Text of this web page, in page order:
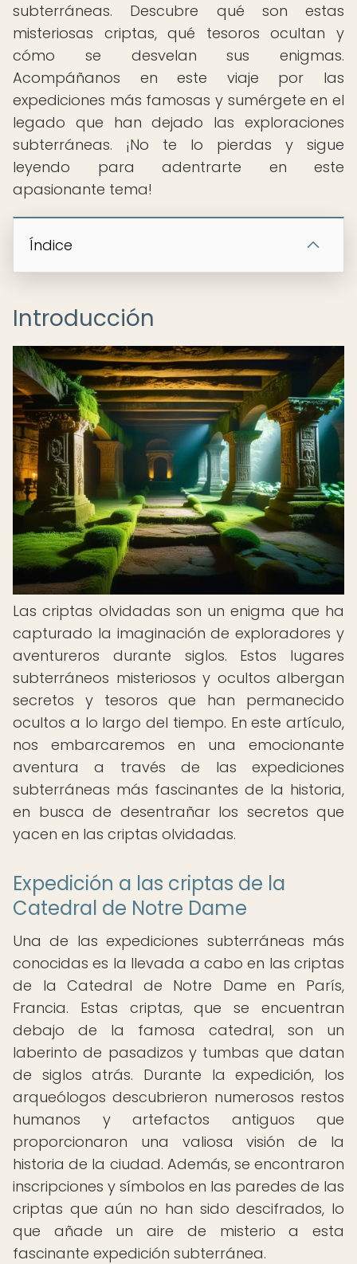
subterráneas. Descubre qué son estas
misteriosas criptas, qué tesoros ocultan y
cómo se desvelan sus enigmas.
Acompáñanos en este viaje por las
expediciones más famosas y sumérgete en el
legado que han dejado las exploraciones
subterráneas. ¡No te lo pierdas y sigue
leyendo para adentrarte en este
apasionante tema!
Índice
Introducción
Las criptas olvidadas son un enigma que ha
capturado la imaginación de exploradores y
aventureros durante siglos. Estos lugares
subterráneos misteriosos y ocultos albergan
secretos y tesoros que han permanecido
ocultos a lo largo del tiempo. En este artículo,
nos embarcaremos en una emocionante
aventura a través de las expediciones
subterráneas más fascinantes de la historia,
en busca de desentrañar los secretos que
yacen en las criptas olvidadas.
Expedición a las criptas de la
Catedral de Notre Dame
Una de las expediciones subterráneas más
conocidas es la llevada a cabo en las criptas
de la Catedral de Notre Dame en París,
Francia. Estas criptas, que se encuentran
debajo de la famosa catedral, son un
laberinto de pasadizos y tumbas que datan
de siglos atrás. Durante la expedición, los
arqueólogos descubrieron numerosos restos
humanos y artefactos antiguos que
proporcionaron una valiosa visión de la
historia de la ciudad. Además, se encontraron
inscripciones y símbolos en las paredes de las
criptas que aún no han sido descifrados, lo
que añade un aire de misterio a esta
fascinante expedición subterránea.